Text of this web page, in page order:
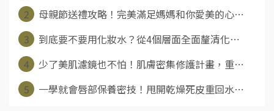
2
母親節送禮攻略！完美滿足媽媽和你愛美的心⋯
3
到底要不要用化妝水？從4個層面全面釐清化⋯
4
少了美肌濾鏡也不怕！肌膚密集修護計畫，重⋯
5
一學就會唇部保養密技！甩開乾燥死皮重回水⋯